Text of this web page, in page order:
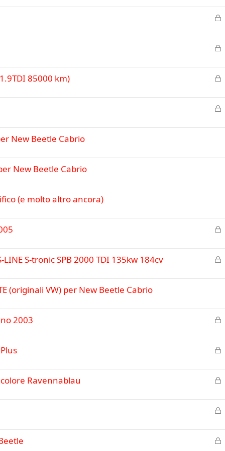
o
i
u
o
C
i
u
o
C
i
u
o
C
i
u
o
85000 km)
C
i
o
New Beetle Cabrio
New Beetle Cabrio
(e molto altro ancora)
C
i
u
o
C
i
o
S-tronic SPB 2000 TDI 135kw 184cv
(originali VW) per New Beetle Cabrio
C
i
u
o
2003
C
i
u
o
C
i
u
o
Ravennablau
C
i
uC